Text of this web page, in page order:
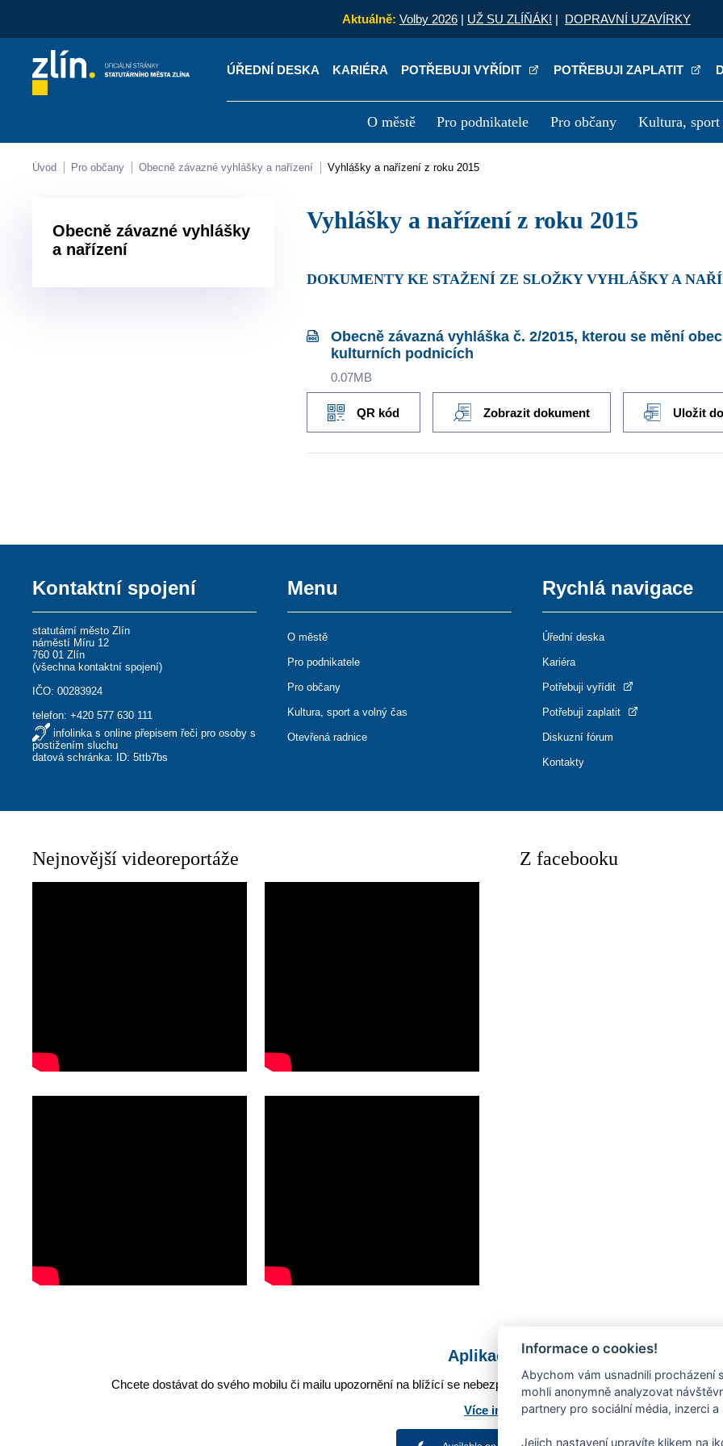
Aktuálně: Volby 2026 | UŽ SU ZLÍŇÁK! | DOPRAVNÍ UZAVÍRKY
ÚŘEDNÍ DESKA KARIÉRA POTŘEBUJI VYŘÍDIT POTŘEBUJI ZAPLATIT
O městě Pro podnikatele Pro občany Kultura, sport
Kontakty Úřední deska
Úvod Pro občany Obecně závazné vyhlášky a nařízení Vyhlášky a nařízení z roku 2015
Obecně závazné vyhlášky
a nařízení
Vyhlášky a nařízení z roku 2015
DOKUMENTY KE STAŽENÍ ZE SLOŽKY VYHLÁŠKY A
Obecně závazná vyhláška č. 2/2015, kterou se mění
kulturních podnicích
0.07MB
QR kód Zobrazit dokument Uložit
Kontaktní spojení
statutární město Zlín
náměstí Míru 12
760 01 Zlín
(všechna kontaktní spojení)
IČO: 00283924
telefon:+420 577 630 111
infolinka s online přepisem řeči pro osoby s
postižením sluchu
datová schránka: ID: 5ttb7bs
Menu
O městě
Pro podnikatele
Pro občany
Kultura, sport a volný čas
Otevřená radnice
Rychlá navigace
Úřední deska
Kariéra
Potřebuji vyřídit
Potřebuji zaplatit
Diskuzní fórum
Kontakty
Nejnovější videoreportáže Z facebooku
Aplikace Mobilní rozhlas
Chcete dostávat do svého mobilu či mailu upozornění na blížící se nebezpečí, odstávky, poruchy a výpadky
Více informací o aplikaci
Informace o cookies!
Abychom vám usnadnili procházení
mohli anonymně analyzovat
partnery pro sociální média, inzerci a
Jejich nastavení upravíte klikem na